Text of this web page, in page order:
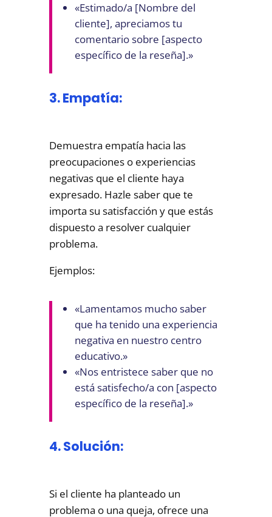
«Estimado/a [Nombre del
cliente], apreciamos tu
comentario sobre [aspecto
específico de la reseña].»
3. Empatía:
Demuestra empatía hacia las
preocupaciones o experiencias
negativas que el cliente haya
expresado. Hazle saber que te
importa su satisfacción y que estás
dispuesto a resolver cualquier
problema.
Ejemplos:
«Lamentamos mucho saber
que ha tenido una experiencia
negativa en nuestro centro
educativo.»
«Nos entristece saber que no
está satisfecho/a con [aspecto
específico de la reseña].»
4. Solución:
Si el cliente ha planteado un
problema o una queja, ofrece una